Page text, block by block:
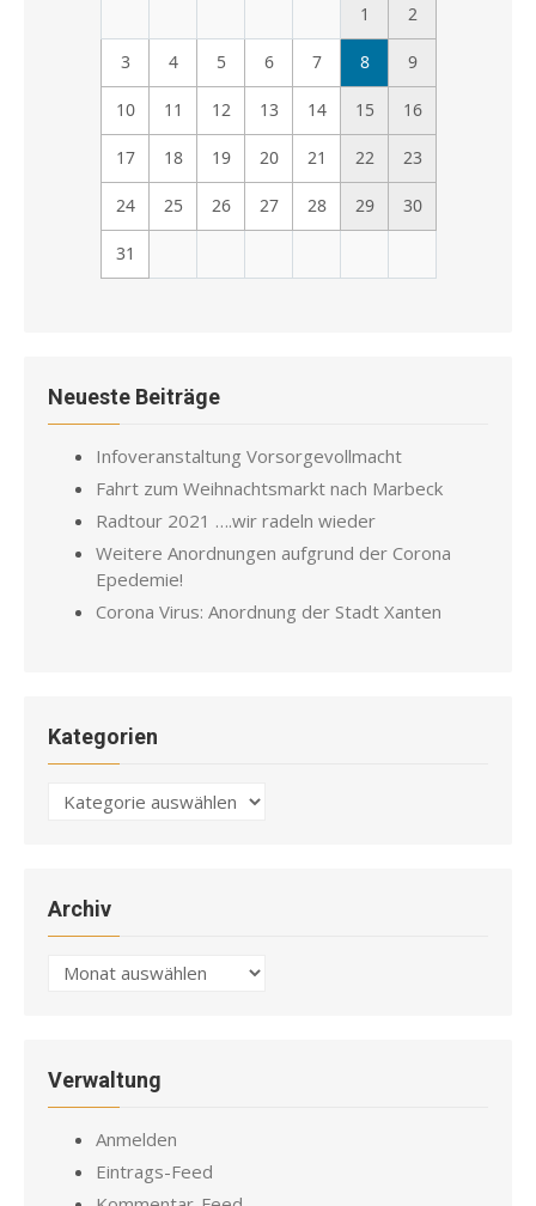
1
2
3 4 5 6 7 8 9
10 11 12 13 14 15 16
17 18 19 20 21 22 23
24 25 26 27 28 29 30
31
Neueste Beiträge
Infoveranstaltung Vorsorgevollmacht
Fahrt zum Weihnachtsmarkt nach Marbeck
Radtour 2021 ….wir radeln wieder
Weitere Anordnungen aufgrund der Corona
Epedemie!
Corona Virus: Anordnung der Stadt Xanten
Kategorien
Kategorien
Archiv
Archiv
Verwaltung
Anmelden
Eintrags-Feed